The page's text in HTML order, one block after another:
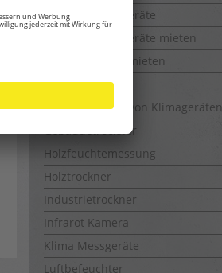
Entfeuchtungsgeräte
Entfeuchtungsgeräte mieten
Estrichtrockner mieten
Feuchtemesser
Funktionsweise von Klimageräten
Gebäudetrockner
Holzfeuchtemessung
Holztrockner
Industrietrockner
Infrarot Kamera
Klima Messgeräte
Luftbefeuchter